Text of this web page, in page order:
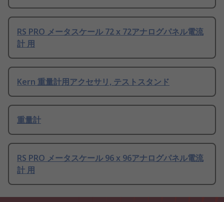
RS PRO メータスケール 72 x 72アナログパネル電流
計 用
Kern 重量計用アクセサリ, テストスタンド
重量計
RS PRO メータスケール 96 x 96アナログパネル電流
計 用